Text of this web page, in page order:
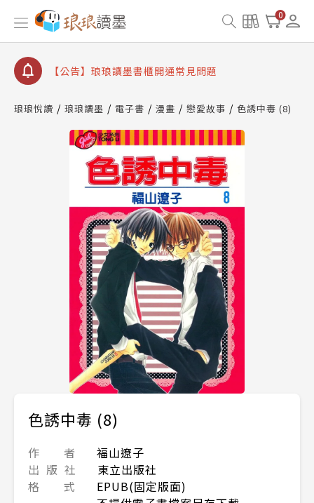
0
【公告】琅琅讀墨數位閱讀資產合併與書櫃開通申請
【公告】琅琅讀墨 3 分鐘完成書櫃開通與資產合併申
【公告】琅琅書店服務升級重要說明及資產合併結果
查詢
【公告】琅琅讀墨數位閱讀資產合併與書櫃開通申請
琅琅悅讀 琅琅讀墨 電子書 漫畫 戀愛故事 色誘中毒 (8)
色誘中毒 (8)
作 者
福山遼子
出 版 社
東立出版社
格 式
EPUB(固定版面)